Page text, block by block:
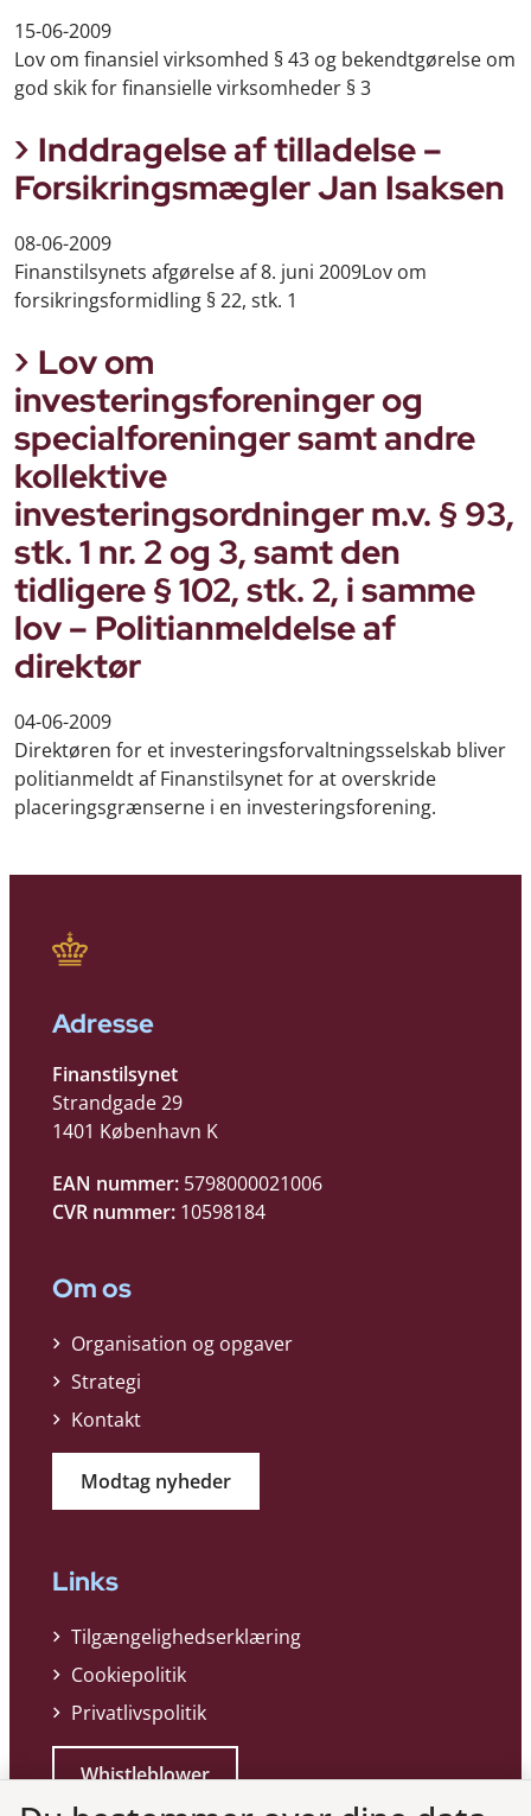
15-06-2009
Lov om finansiel virksomhed § 43 og bekendtgørelse om
god skik for finansielle virksomheder § 3
Inddragelse af tilladelse –
Forsikringsmægler Jan Isaksen
08-06-2009
Finanstilsynets afgørelse af 8. juni 2009Lov om
forsikringsformidling § 22, stk. 1
Lov om
investeringsforeninger og
specialforeninger samt andre
kollektive
investeringsordninger m.v. § 93,
stk. 1 nr. 2 og 3, samt den
tidligere § 102, stk. 2, i samme
lov – Politianmeldelse af
direktør
04-06-2009
Direktøren for et investeringsforvaltningsselskab bliver
politianmeldt af Finanstilsynet for at overskride
placeringsgrænserne i en investeringsforening.
Adresse
Finanstilsynet
Strandgade 29
1401 København K
EAN nummer: 5798000021006
CVR nummer: 10598184
Om os
Organisation og opgaver
Strategi
Kontakt
Modtag nyheder
Links
Tilgængelighedserklæring
Cookiepolitik
Privatlivspolitik
Whistleblower